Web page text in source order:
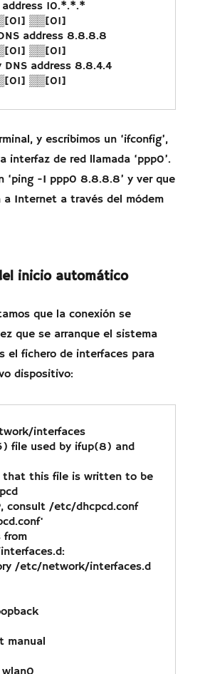
10.*.*.*
▒▒[01]
address 8.8.8.8
▒▒[01]
address 8.8.4.4
▒▒[01]
y escribimos un ‘ifconfig’,
interfaz de red llamada ‘ppp0’.
‘ping -I ppp0 8.8.8.8’ y ver que
a Internet a través del módem
inicio automático
que la conexión se
que se arranque el sistema
el fichero de interfaces para
dispositivo:
interfaces
file used by ifup(8) and
that this file is written to be
consult /etc/dhcpcd.conf
from
/etc/network/interfaces.d
manual